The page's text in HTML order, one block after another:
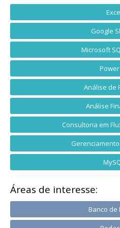
Google
Microsoft
Power
Análise de
Análise
Consultoria em
Áreas de interesse:
Banco de